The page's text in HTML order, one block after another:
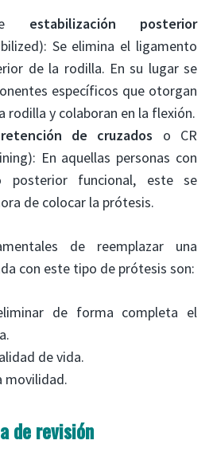
estabilización posterior
Se elimina el ligamento
de la rodilla. En su lugar se
específicos que otorgan
rodilla y colaboran en la flexión.
retención de cruzados o CR
En aquellas personas con
posterior funcional, este se
de colocar la prótesis.
de reemplazar una
con este tipo de prótesis son:
de forma completa el
de vida.
movilidad.
de revisión